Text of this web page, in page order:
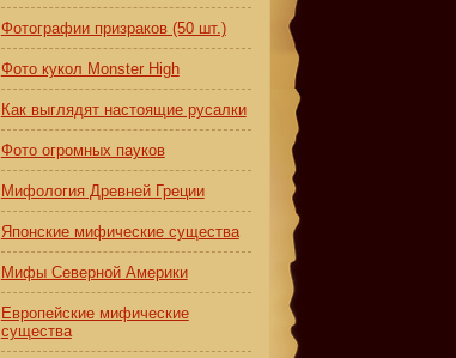
Фотографии призраков (50 шт.)
Фото кукол Monster High
Как выглядят настоящие русалки
Фото огромных пауков
Мифология Древней Греции
Японские мифические существа
Мифы Северной Америки
Европейские мифические
существа